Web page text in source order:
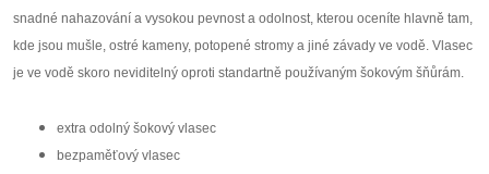
snadné nahazování a vysokou pevnost a odolnost, kterou oceníte hlavně tam,
kde jsou mušle, ostré kameny, potopené stromy a jiné závady ve vodě. Vlasec
je ve vodě skoro neviditelný oproti standartně používaným šokovým šňůrám.
extra odolný šokový vlasec
bezpaměťový vlasec